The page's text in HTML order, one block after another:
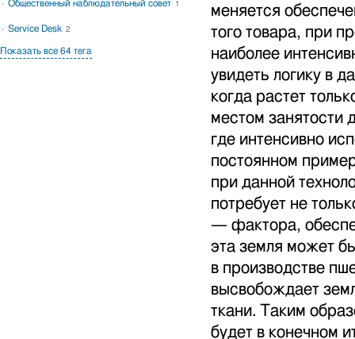
меняется
того товара, при
наиболее
увидеть логику в
когда растет
местом занятости
где интенсивно
постоянном
при данной
потребует не
— фактора,
эта земля может
в производстве
высвобождает
ткани. Таким
будет в конечном
Общественный наблюдательный совет 1
Service Desk 2
Показать все 64 тега